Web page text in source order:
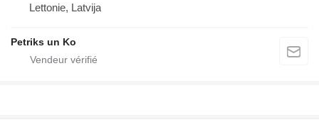
Lettonie, Latvija
Petriks un Ko